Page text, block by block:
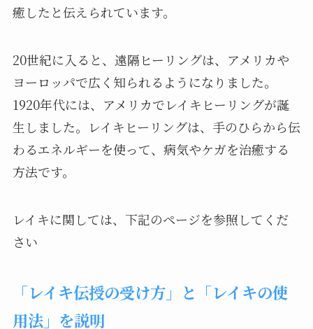
癒したと伝えられています。
20世紀に入ると、遠隔ヒーリングは、アメリカや
ヨーロッパで広く知られるようになりました。
1920年代には、アメリカでレイキヒーリングが誕
生しました。レイキヒーリングは、手のひらから伝
わるエネルギーを使って、病気やケガを治癒する
方法です。
レイキに関しては、下記のページを参照してくだ
さい
「レイキ伝授の受け方」と「レイキの使
用法」を説明